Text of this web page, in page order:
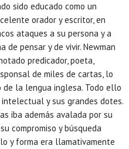
sido educado como un
orador y escritor, en
ataques a su persona y a
pensar y de vivir. Newman
predicador, poeta,
de miles de cartas, lo
la lengua inglesa. Todo ello
y sus grandes dotes.
iba además avalada por su
compromiso y búsqueda
y forma era llamativamente